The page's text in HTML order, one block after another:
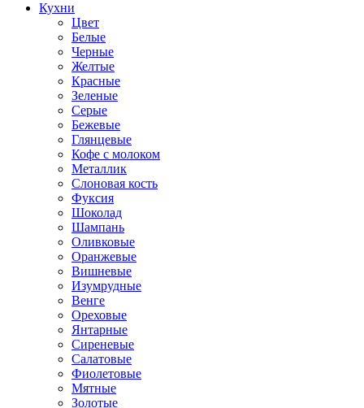
Кухни
Цвет
Белые
Черные
Желтые
Красные
Зеленые
Серые
Бежевые
Глянцевые
Кофе с молоком
Металлик
Слоновая кость
Фуксия
Шоколад
Шампань
Оливковые
Оранжевые
Вишневые
Изумрудные
Венге
Ореховые
Янтарные
Сиреневые
Салатовые
Фиолетовые
Мятные
Золотые